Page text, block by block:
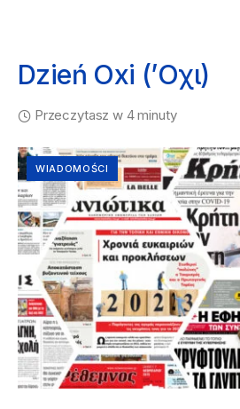
Dzień Oxi (’Οχι)
Przeczytasz w 4 minuty
WIADOMOŚCI